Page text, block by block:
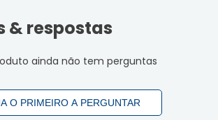
& respostas
ainda não tem perguntas
O PRIMEIRO A PERGUNTAR